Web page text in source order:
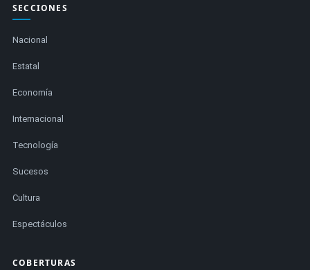
SECCIONES
Nacional
Estatal
Economía
Internacional
Tecnología
Sucesos
Cultura
Espectáculos
COBERTURAS